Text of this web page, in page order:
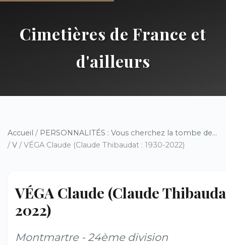
Cimetières de France et
d'ailleurs
Accueil / PERSONNALITÉS : Vous cherchez la tombe de...
/ V / VÉGA Claude (Claude Thibaudat : 1930-2022)
VÉGA Claude (Claude
2022)
Montmartre - 24ème division